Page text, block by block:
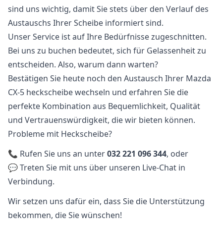
sind uns wichtig, damit Sie stets über den Verlauf des
Austauschs Ihrer Scheibe informiert sind.
Unser Service ist auf Ihre Bedürfnisse zugeschnitten.
Bei uns zu buchen bedeutet, sich für Gelassenheit zu
entscheiden. Also, warum dann warten?
Bestätigen Sie heute noch den Austausch Ihrer Mazda
CX-5 heckscheibe wechseln und erfahren Sie die
perfekte Kombination aus Bequemlichkeit, Qualität
und Vertrauenswürdigkeit, die wir bieten können.
Probleme mit Heckscheibe?
📞 Rufen Sie uns an unter032 221 096 344, oder
💬 Treten Sie mit uns über unseren Live-Chat in
Verbindung.
Wir setzen uns dafür ein, dass Sie die Unterstützung
bekommen, die Sie wünschen!